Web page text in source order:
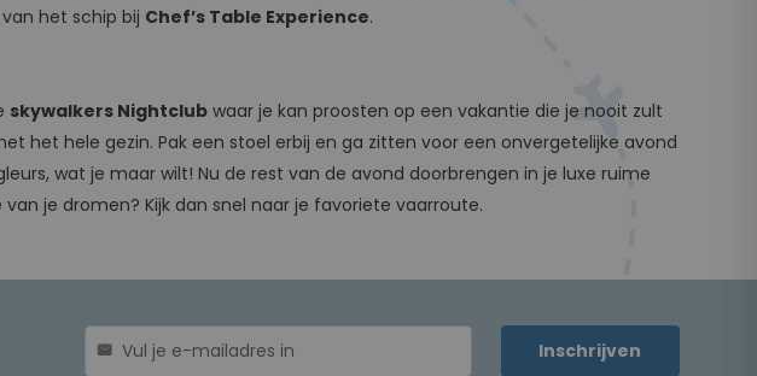
het schip bij Chef’s Table Experience.
skywalkers Nightclub waar je kan proosten op een vakantie die je nooit zult
het hele gezin. Pak een stoel erbij en ga zitten voor een onvergetelijke avond
wat je maar wilt! Nu de rest van de avond doorbrengen in je luxe ruime
je dromen? Kijk dan snel naar je favoriete vaarroute.
mail Inschrijven